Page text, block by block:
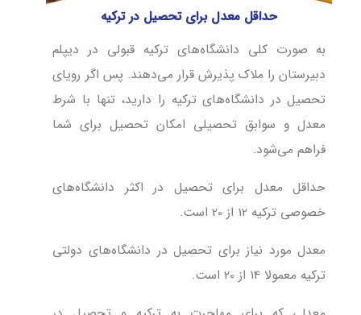
حداقل معدل برای تحصیل در ترکیه
به صورت کلی دانشگاه‌های ترکیه قبولی در دیپلم
دبیرستان را ملاک پذیرش قرار می‌دهند. پس اگر رویای
تحصیل در دانشگاه‌های ترکیه را دارید، تنها با شرط
معدل و سوابق تحصیلی امکان تحصیل برای شما
فراهم می‌شود.
حداقل معدل برای تحصیل در اکثر دانشگاه‌های
خصوصی ترکیه 12 از 20 است.
معدل مورد نیاز برای تحصیل در دانشگاه‌های دولتی
ترکیه معمولا 14 از 20 است.